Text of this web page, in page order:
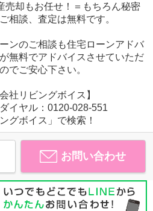
売却もお任せ！＝もちろん秘密
相談、査定は無料です。
ンのご相談も住宅ローンアドバ
無料でアドバイスさせていただ
でご安心下さい。
社リビングボイス】
イヤル：0120-028-551
ングボイス」で検索！
お問い合わせ